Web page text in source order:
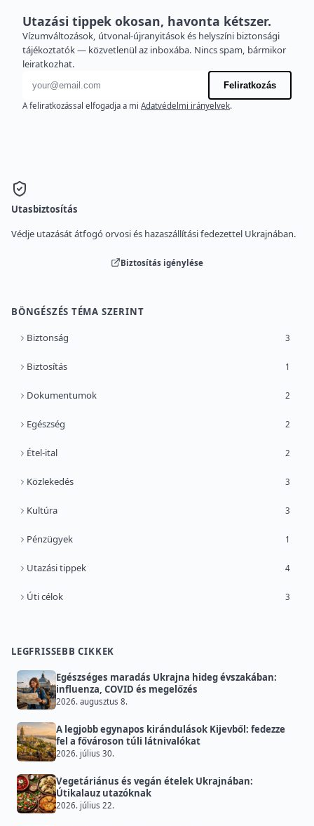
Utazási tippek okosan, havonta kétszer.
Vízumváltozások, útvonal-újranyitások és helyszíni biztonsági
tájékoztatók — közvetlenül az inboxába. Nincs spam, bármikor
leiratkozhat.
E-mail cím
Feliratkozás
A feliratkozással elfogadja a mi Adatvédelmi irányelvek.
Utasbiztosítás
Védje utazását átfogó orvosi és hazaszállítási fedezettel Ukrajnában.
Biztosítás igénylése
BÖNGÉSZÉS TÉMA SZERINT
Biztonság 3
Biztosítás 1
Dokumentumok 2
Egészség 2
Étel-ital 2
Közlekedés 3
Kultúra 3
Pénzügyek 1
Utazási tippek 4
Úti célok 3
LEGFRISSEBB CIKKEK
Egészséges maradás Ukrajna hideg évszakában:
influenza, COVID és megelőzés
2026. augusztus 8.
A legjobb egynapos kirándulások Kijevből: fedezze
fel a fővároson túli látnivalókat
2026. július 30.
Vegetáriánus és vegán ételek Ukrajnában:
Útikalauz utazóknak
2026. július 22.